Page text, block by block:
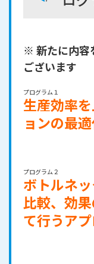
※ 新たに内容
ございます
プログラム１
生産効率
ョンの最
プログラム２
ボトルネ
比較、効
て行うア